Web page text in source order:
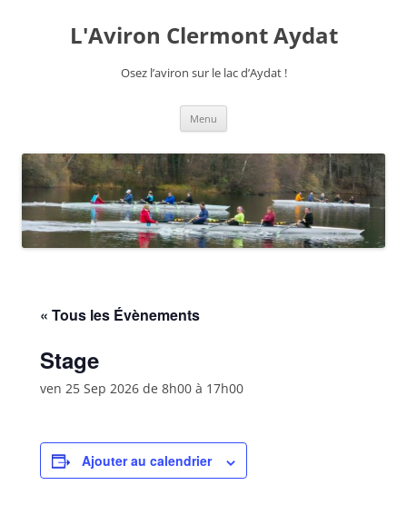
L'Aviron Clermont Aydat
Osez l’aviron sur le lac d’Aydat !
Menu
« Tous les Évènements
Stage
ven 25 Sep 2026 de 8h00 à 17h00
Ajouter au calendrier